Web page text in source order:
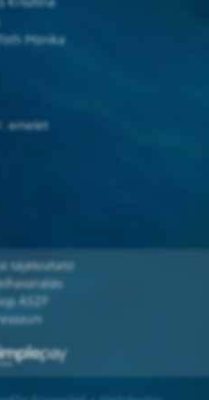
Mónika
emelet
tájékoztató
ÁSZF